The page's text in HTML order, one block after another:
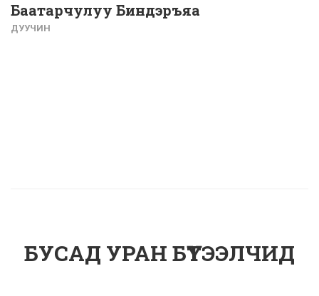
Баатарчулуу Биндэръяа
ДУУЧИН
БУСАД УРАН БҮТЭЭЛЧИД